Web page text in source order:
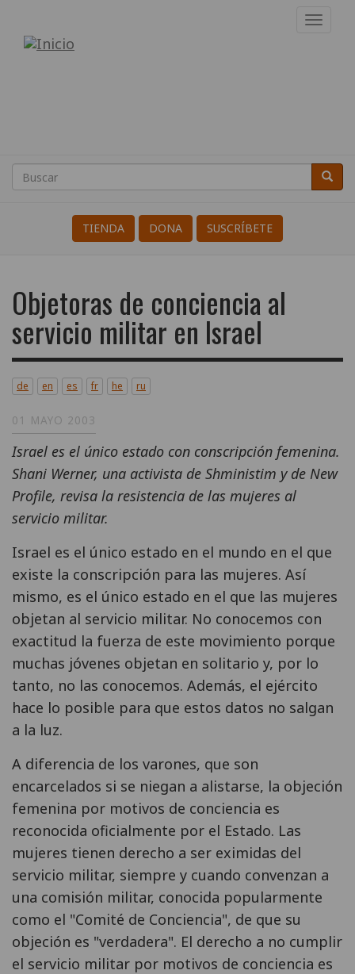
contenido
Internacional
a
la
Guerra
Search
Buscar
TIENDA DONA SUSCRÍBETE
Objetoras de conciencia al
servicio militar en Israel
de en es fr he ru
01 MAYO 2003
Israel es el único estado con conscripción femenina.
Shani Werner, una activista de Shministim y de New
Profile, revisa la resistencia de las mujeres al
servicio militar.
Israel es el único estado en el mundo en el que
existe la conscripción para las mujeres. Así
mismo, es el único estado en el que las mujeres
objetan al servicio militar. No conocemos con
exactitud la fuerza de este movimiento porque
muchas jóvenes objetan en solitario y, por lo
tanto, no las conocemos. Además, el ejército
hace lo posible para que estos datos no salgan
a la luz.
A diferencia de los varones, que son
encarcelados si se niegan a alistarse, la objeción
femenina por motivos de conciencia es
reconocida oficialmente por el Estado. Las
mujeres tienen derecho a ser eximidas del
servicio militar, siempre y cuando convenzan a
una comisión militar, conocida popularmente
como el "Comité de Conciencia", de que su
objeción es "verdadera". El derecho a no cumplir
el servicio militar por motivos de conciencia es